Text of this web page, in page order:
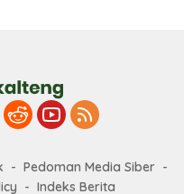
Pedoman Media Siber
Indeks Berita